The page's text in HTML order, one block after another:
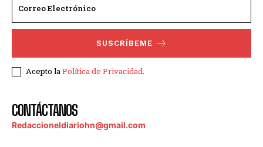
SUSCRÍBEME
Acepto laPolítica de Privacidad.
CONTÁCTANOS
Redaccioneldiariohn@gmail.com